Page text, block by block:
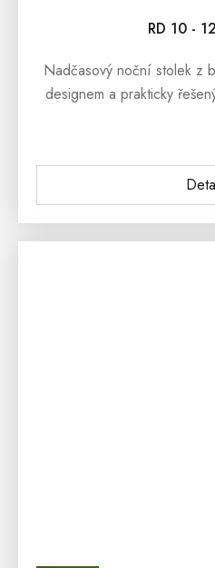
RD 10 -
Nadčasový noční stolek z
designem a prakticky
klasických